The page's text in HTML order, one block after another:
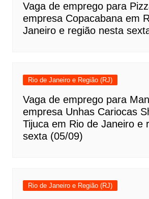
Vaga de emprego para
empresa Copacabana em
Janeiro e região nesta
Rio de Janeiro e Região (RJ)
Vaga de emprego para
empresa Unhas Cariocas
Tijuca em Rio de Janeiro e
sexta (05/09)
Rio de Janeiro e Região (RJ)